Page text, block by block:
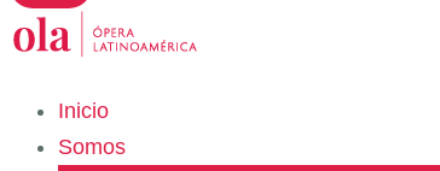
Inicio
Somos